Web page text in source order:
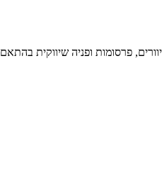
פרסומות ופניה שיווקית בהתאם